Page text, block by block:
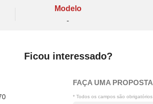
Modelo
-
Ficou interessado?
FAÇA UMA PROPOSTA
* Todos os campos são obrigatórios